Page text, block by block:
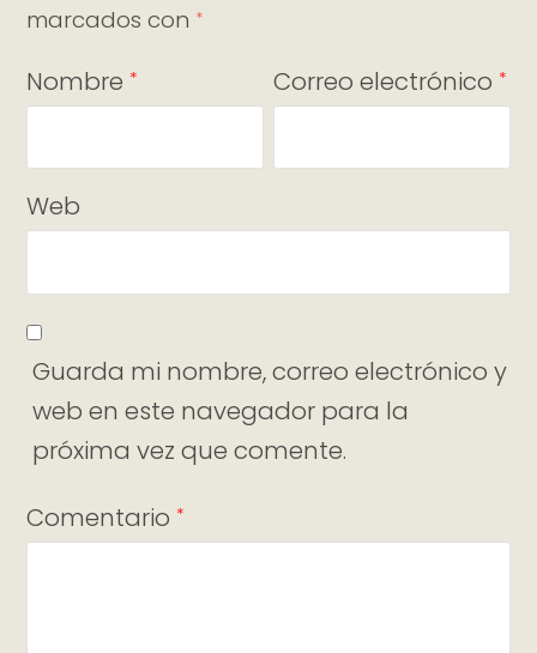
marcados con *
Nombre * Correo electrónico *
Web
Guarda mi nombre, correo electrónico y
web en este navegador para la
próxima vez que comente.
Comentario *